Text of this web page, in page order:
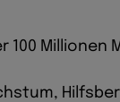
100 Millionen